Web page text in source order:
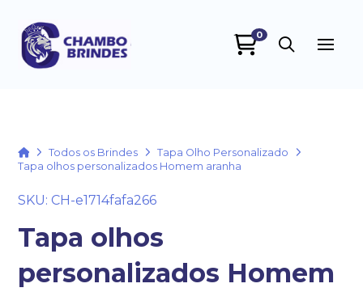
0
HomeTodos os Brindes
Tapa Olho Personalizado
Tapa olhos personalizados Homem aranha
SKU: CH-e1714fafa266
Tapa olhos
personalizados Homem